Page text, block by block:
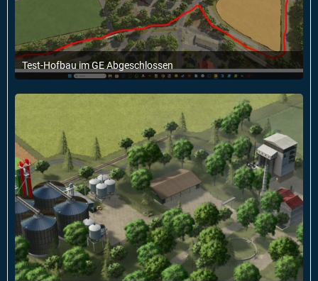
Test-Hofbau im GE Abgeschlossen
18. März 2025 um 10:41